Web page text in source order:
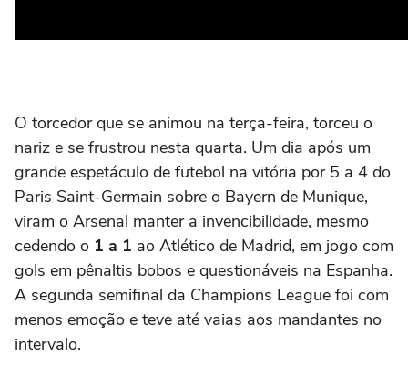
O torcedor que se animou na terça-feira, torceu o
nariz e se frustrou nesta quarta. Um dia após um
grande espetáculo de futebol na vitória por 5 a 4 do
Paris Saint-Germain sobre o Bayern de Munique,
viram o Arsenal manter a invencibilidade, mesmo
cedendo o 1 a 1 ao Atlético de Madrid, em jogo com
gols em pênaltis bobos e questionáveis na Espanha.
A segunda semifinal da Champions League foi com
menos emoção e teve até vaias aos mandantes no
intervalo.